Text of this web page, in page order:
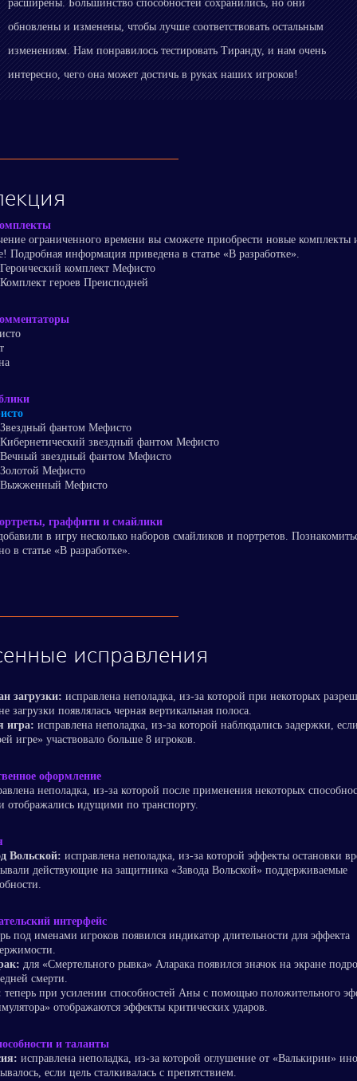
расширены. Большинство способностей сохранились, но они
обновлены и изменены, чтобы лучше соответствовать остальным
изменениям. Нам понравилось тестировать Тиранду, и нам очень
интересно, чего она может достичь в руках наших игроков!
ограниченного времени вы сможете приобрести новые комплекты
Подробная информация приведена в статье «В разработке».
Героический комплект Мефисто
Комплект героев Преисподней
Звездный фантом Мефисто
Кибернетический звездный фантом Мефисто
Вечный звездный фантом Мефисто
Золотой Мефисто
Выжженный Мефисто
граффити и смайлики
в игру несколько наборов смайликов и портретов.
в статье «В разработке».
исправления
загрузки: исправлена неполадка, из-за которой при некоторых
загрузки появлялась черная вертикальная полоса.
игра: исправлена неполадка, из-за которой наблюдались задержки,
игре» участвовало больше 8 игроков.
оформление
неполадка, из-за которой после применения некоторых
отображались идущими по транспорту.
Вольской: исправлена неполадка, из-за которой эффекты остановки
действующие на защитника «Завода Вольской» поддерживаемые
интерфейс
под именами игроков появился индикатор длительности для эффекта
для «Смертельного рывка» Аларака появился значок на экране
смерти.
теперь при усилении способностей Аны с помощью положительного
отображаются эффекты критических ударов.
и таланты
исправлена неполадка, из-за которой оглушение от «Валькирии»
если цель сталкивалась с препятствием.